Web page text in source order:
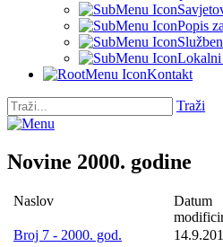
Popis
Kontakt
Traži
Novine 2000. godine
Naslov
Datum
Broj 7 - 2000. god.